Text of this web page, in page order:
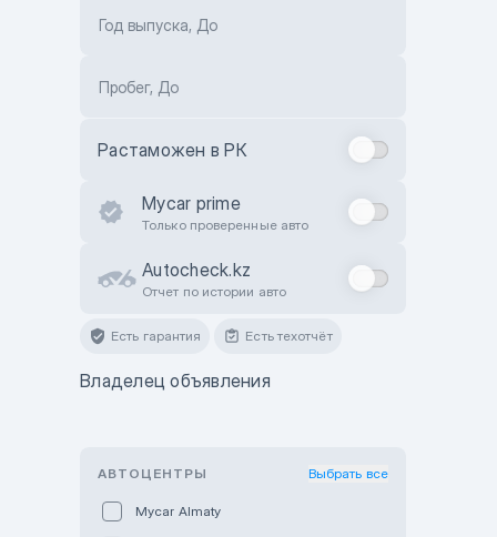
Год выпуска, До
Пробег, До
Растаможен в РК
Mycar prime
Только проверенные авто
Autocheck.kz
Отчет по истории авто
Есть гарантия Есть техотчёт
Владелец объявления
АВТОЦЕНТРЫ Выбрать все
Mycar Almaty